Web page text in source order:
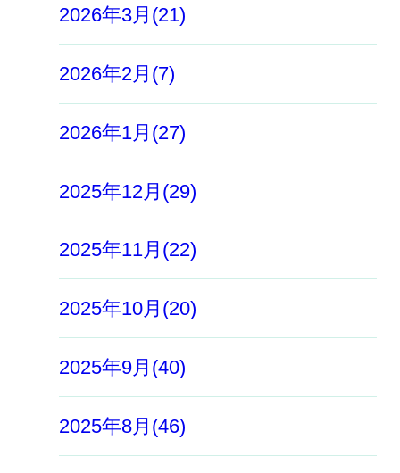
2026年3月(21)
2026年2月(7)
2026年1月(27)
2025年12月(29)
2025年11月(22)
2025年10月(20)
2025年9月(40)
2025年8月(46)